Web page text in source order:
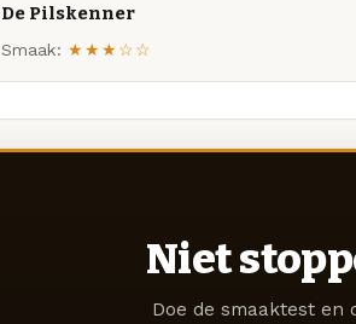
De Pilskenner
Smaak: ★★★☆☆
Niet
Doe de smaaktest